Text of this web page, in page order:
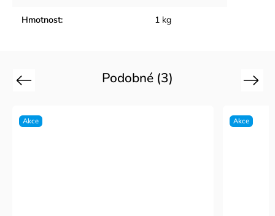
Hmotnost: 1 kg
Podobné (3)
Previous
Akce Akce
Next